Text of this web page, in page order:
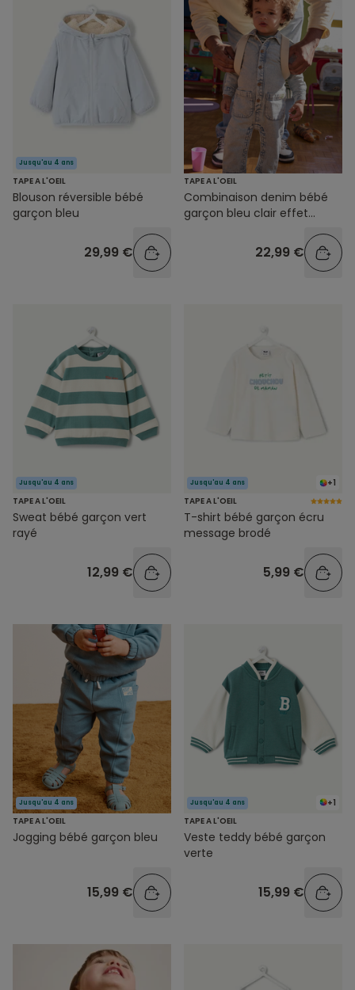
Jusqu'au 4 ans
TAPE A L'OEIL
Blouson réversible bébé
garçon bleu
29,99 €
TAPE A L'OEIL
Combinaison denim bébé
garçon bleu clair effet
22,99 €
Jusqu'au 4 ans
TAPE A L'OEIL
Sweat bébé garçon vert
rayé
12,99 €
+1
Jusqu'au 4 ans
TAPE A L'OEIL
T-shirt bébé garçon écru
message brodé
5,99 €
Jusqu'au 4 ans
TAPE A L'OEIL
Jogging bébé garçon bleu
15,99 €
+1
Jusqu'au 4 ans
TAPE A L'OEIL
Veste teddy bébé garçon
verte
15,99 €